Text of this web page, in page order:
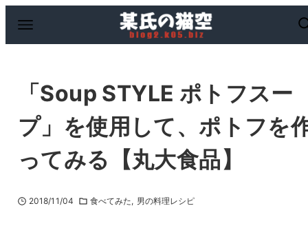
「Soup STYLE ポトフスー
プ」を使用して、ポトフを
ってみる【丸大食品】
2018/11/04 食べてみた 男の料理レシピ